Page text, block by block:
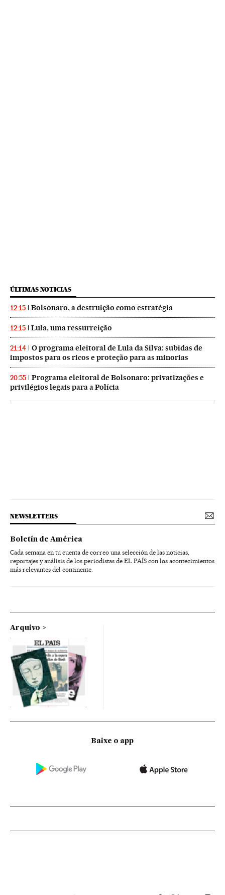
ÚLTIMAS NOTICIAS
12:15 Bolsonaro, a destruição como estratégia
12:15 Lula, uma ressurreição
21:14
O programa eleitoral de Lula da Silva: subidas de
impostos para os ricos e proteção para as minorias
20:55
Programa eleitoral de Bolsonaro: privatizações e
privilégios legais para a Polícia
NEWSLETTERS
Boletín de América
Cada semana en tu cuenta de correo una selección de las noticias,
reportajes y análisis de los periodistas de EL PAÍS con los acontecimientos
más relevantes del continente.
Arquivo
Baixe o app